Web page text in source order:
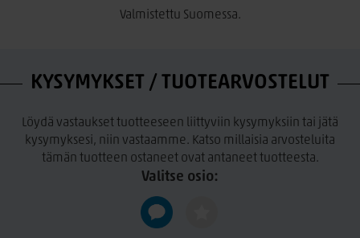
Kokonaisuusvahvuus noin 80 mm
Valmistettu Suomessa.
KYSYMYKSET / TUOTEARVOSTELUT
Löydä vastaukset tuotteeseen liittyviin kysymyksiin tai jätä
kysymyksesi, niin vastaamme. Katso millaisia arvosteluita
tämän tuotteen ostaneet ovat antaneet tuotteesta.
Valitse osio: